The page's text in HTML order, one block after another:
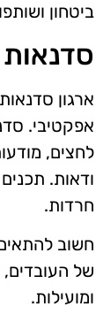
ביטחון
ארגון
אפקטיבי.
לחצים,
ודאות.
חרדות.
חשוב
של העובדים,
ומועילות.